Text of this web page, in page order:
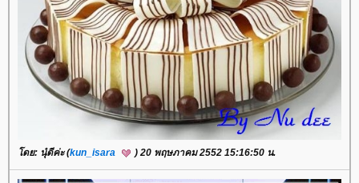
ดย: นุ๋ดีค่ะ (kun_isara ) 20 พฤษภาคม 2552 15:16:50 น.